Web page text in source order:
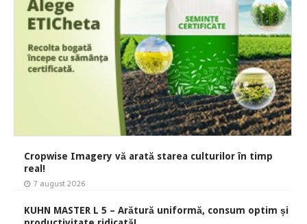
Cropwise Imagery vă arată starea culturilor în timp
real!
7 august 2026
KUHN MASTER L 5 – Arătură uniformă, consum optim și